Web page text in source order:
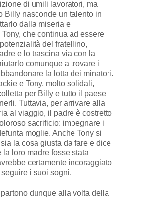
di umili lavoratori, ma
Billy nasconde un talento in
dalla miseria e
che continua ad essere
del fratellino,
e lo trascina via con la
comunque a trovare i
la lotta dei minatori.
e Tony, molto solidali,
per Billy e tutto il paese
Tuttavia, per arrivare alla
al viaggio, il padre è costretto
sacrificio: impegnare i
moglie. Anche Tony si
la cosa giusta da fare e dice
la loro madre fosse stata
certamente incoraggiato
i suoi sogni.
dunque alla volta della